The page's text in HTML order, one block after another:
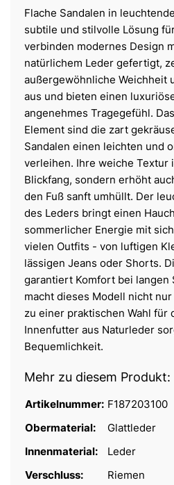
Flache Sandalen in
subtile und stilvolle Lösung
verbinden modernes Design
natürlichem Leder gefertigt,
außergewöhnliche Weichheit
aus und bieten einen
angenehmes Tragegefühl.
Element sind die zart
Sandalen einen leichten und
verleihen. Ihre weiche Textur
Blickfang, sondern erhöht
den Fuß sanft umhüllt. Der
des Leders bringt einen
sommerlicher Energie mit
vielen Outfits - von luftigen
lässigen Jeans oder Shorts.
garantiert Komfort bei langen
macht dieses Modell nicht
zu einer praktischen Wahl für
Innenfutter aus Naturleder
Bequemlichkeit.
Mehr zu diesem Produkt:
Artikelnummer: F187203100
Obermaterial:
Glattleder
Innenmaterial:
Leder
Verschluss:
Riemen